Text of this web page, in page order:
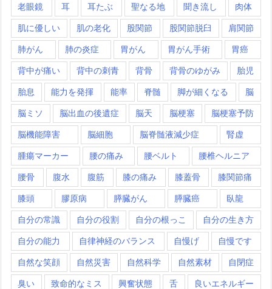
老眼鏡 耳 耳たぶ 聖なる地 聞き流し 肉体
肌に優しい 肌の老化 股関節 股関節脱臼 肩関節
肺がん 肺の炎症 胃がん 胃がん手術 胃癌
背中が痛い 背中の刺青 背骨 背骨のゆがみ 胎児
胎息 能力を発揮 能率 脊髄 脚が細くなる 脳
脳ミソ 脳出血の後遺症 脳天 脳梗塞 脳梗塞予防
脳機能障害 脳細胞 脳脊髄液減少症 腎虚
腫瘍マーカー 腰の痛み 腰ベルト 腰椎ヘルニア
腰骨 腹水 腹筋 膝の痛み 膝蓋骨 膝関節痛
膝頭 膠原病 膵臓がん 膵臓癌 臥龍
自分の常識 自分の役割 自分の根っこ 自分の生き方
自分の能力 自律神経のバランス 自慢げ 自慢です
自然な笑顔 自然災害 自然科学 自然素材 自閉症
臭い 致命的なミス 興奮状態 舌 良いエネルギー